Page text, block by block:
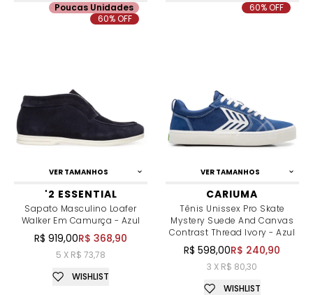
VER TAMANHOS
'2 ESSENTIAL
Sapato Masculino Loafer
Walker Em Camurça - Azul
R$ 919,00R$ 368,90
5 X R$ 73,78
Poucas Unidades
60% OFF
WISHLIST
VER TAMANHOS
CARIUMA
Tênis Unissex Pro Skate
Mystery Suede And Canvas
Contrast Thread Ivory - Azul
R$ 598,00R$ 240,90
3 X R$ 80,30
60% OFF
WISHLIST